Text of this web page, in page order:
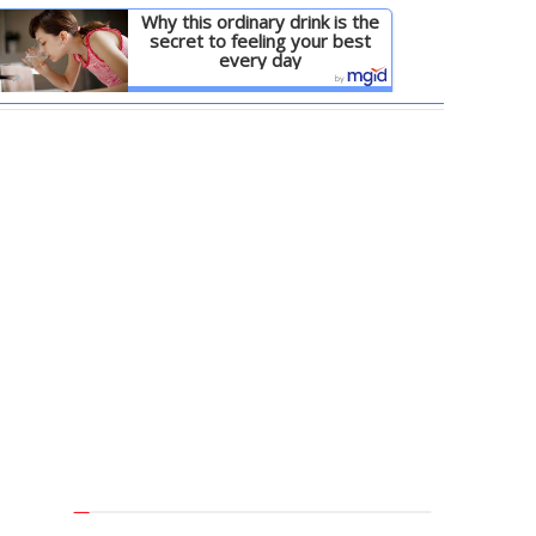
Why this ordinary drink is the
secret to feeling your best
every day
Детальніше